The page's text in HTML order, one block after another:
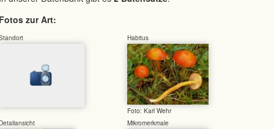
zur Art:
Habitus
Foto: Karl Wehr
Mikromerkmale